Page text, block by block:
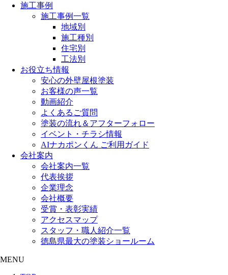
施工事例
施工事例一覧
地域別
施工種別
住宅別
工法別
お役立ち情報
安心の外壁屋根塗装
お客様の声一覧
動画紹介
よくあるご質問
塗装の流れ＆アフターフォロー
イベント・チラシ情報
AIナカポンくん ご利用ガイド
会社案内
会社案内一覧
代表挨拶
企業理念
会社概要
受賞・表彰実績
アクセスマップ
スタッフ・職人紹介一覧
徳島県最大の塗装ショールーム
MENU